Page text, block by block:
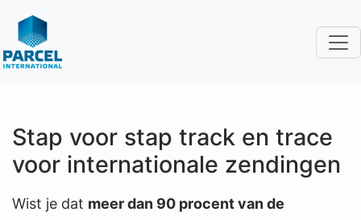
Stap voor stap track en trace
voor internationale zendingen
Wist je dat meer dan 90 procent van de